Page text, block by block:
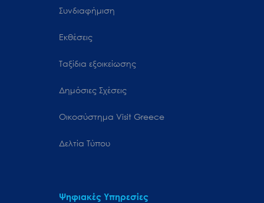
Συνδιαφήμιση
Εκθέσεις
Ταξίδια εξοικείωσης
Δημόσιες Σχέσεις
Oικοσύστημα Visit Greece
Δελτία Τύπου
Ψηφιακές Υπηρεσίες